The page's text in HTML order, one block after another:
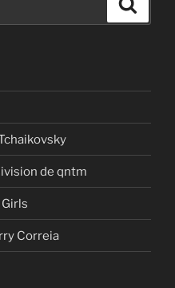
de qntm
Correia